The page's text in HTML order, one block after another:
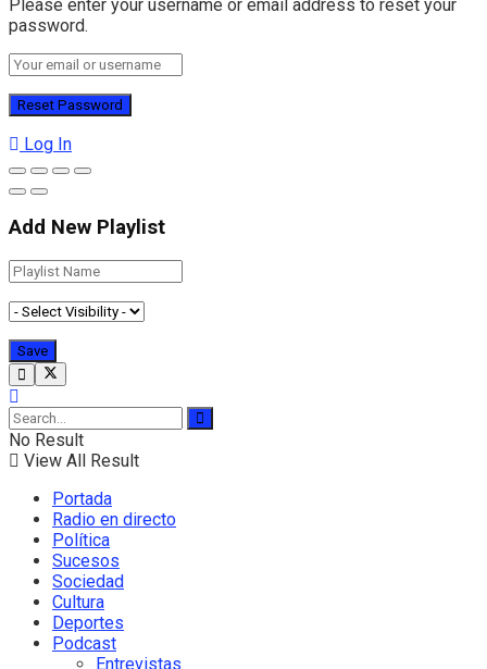
Please enter your username or email address to reset your
password.
Log In
Add New Playlist
No Result
View All Result
Portada
Radio en directo
Política
Sucesos
Sociedad
Cultura
Deportes
Podcast
Entrevistas